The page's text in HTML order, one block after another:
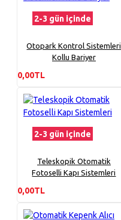
2-3 gün içinde
Otopark Kontrol Sistemleri
Kollu Bariyer
0,00TL
2-3 gün içinde
Teleskopik Otomatik
Fotoselli Kapı Sistemleri
0,00TL